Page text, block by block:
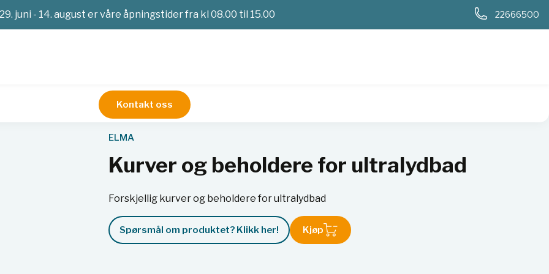
29. juni - 14. august er våre åpningstider fra kl 08.00 til 15.00 22666500
Kontakt oss
Kurver og beholdere for ultralydbad
ELMA
Kurver og beholdere for ultralydbad
Forskjellig kurver og beholdere for ultralydbad
Spørsmål om produktet? Klikk her! Kjøp